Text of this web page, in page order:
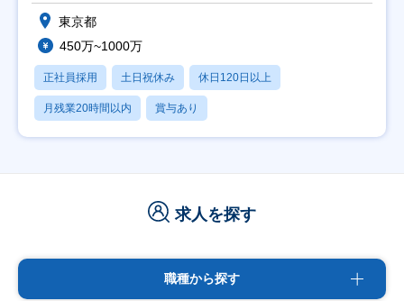
東京都
450万~1000万
正社員採用 土日祝休み 休日120日以上
月残業20時間以内 賞与あり
求人を探す
職種から探す